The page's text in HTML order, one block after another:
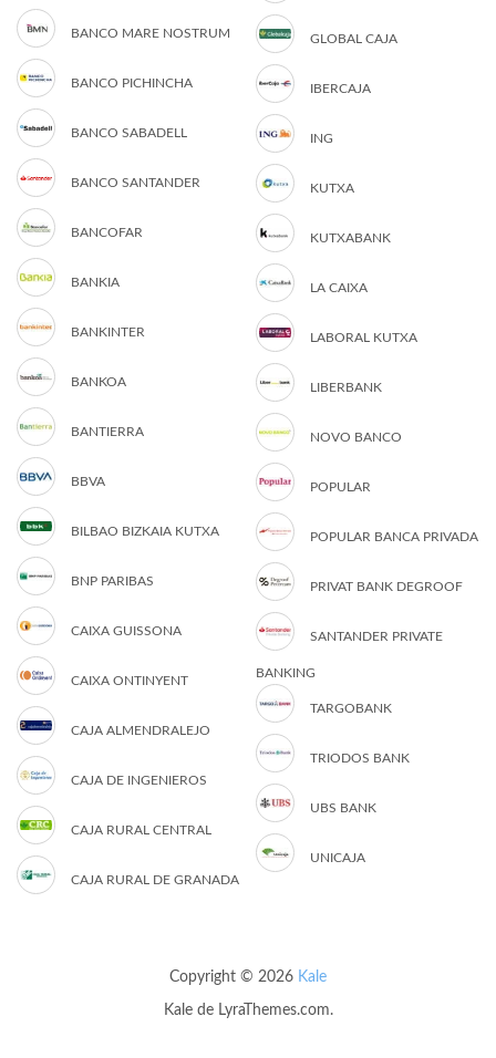
BANCO MARE NOSTRUM
BANCO PICHINCHA
BANCO SABADELL
BANCO SANTANDER
BANCOFAR
BANKIA
BANKINTER
BANKOA
BANTIERRA
BBVA
BILBAO BIZKAIA KUTXA
BNP PARIBAS
CAIXA GUISSONA
CAIXA ONTINYENT
CAJA ALMENDRALEJO
CAJA DE INGENIEROS
CAJA RURAL CENTRAL
CAJA RURAL DE GRANADA
GLOBAL CAJA
IBERCAJA
ING
KUTXA
KUTXABANK
LA CAIXA
LABORAL KUTXA
LIBERBANK
NOVO BANCO
POPULAR
POPULAR BANCA PRIVADA
PRIVAT BANK DEGROOF
SANTANDER PRIVATE
BANKING
TARGOBANK
TRIODOS BANK
UBS BANK
UNICAJA
Copyright © 2026 Kale
Kalede LyraThemes.com.